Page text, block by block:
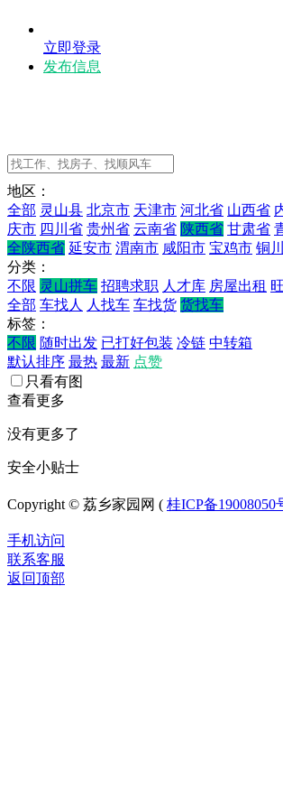
立即登录
发布信息
地区：
全部 灵山县 北京市 天津市 河北省 山西省
庆市 四川省 贵州省 云南省 陕西省 甘肃省
全陕西省 延安市 渭南市 咸阳市 宝鸡市 铜
分类：
不限 灵山拼车 招聘求职 人才库 房屋出租
全部 车找人 人找车 车找货 货找车
标签：
不限 随时出发 已打好包装 冷链 中转箱
默认排序 最热 最新 点赞
只看有图
查看更多
没有更多了
安全小贴士
Copyright © 荔乡家园网 ( 桂ICP备19008050
手机访问
联系客服
返回顶部